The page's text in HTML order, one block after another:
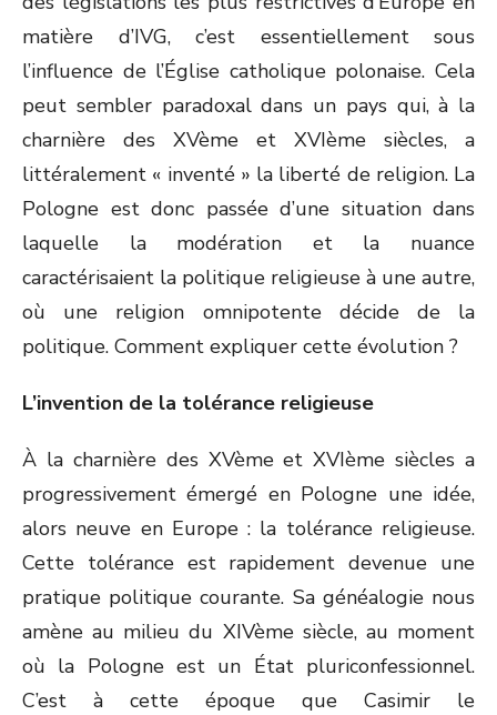
matière d’IVG, c’est essentiellement sous
l’influence de l’Église catholique polonaise. Cela
peut sembler paradoxal dans un pays qui, à la
charnière des XVème et XVIème siècles, a
littéralement « inventé » la liberté de religion. La
Pologne est donc passée d’une situation dans
laquelle la modération et la nuance
caractérisaient la politique religieuse à une autre,
où une religion omnipotente décide de la
politique. Comment expliquer cette évolution ?
L’invention de la tolérance religieuse
À la charnière des XVèmeet XVIème siècles a
progressivement émergé en Pologne une idée,
alors neuve en Europe : la tolérance religieuse.
Cette tolérance est rapidement devenue une
pratique politique courante. Sa généalogie nous
amène au milieu du XIVèmesiècle, au moment
où la Pologne est un État pluriconfessionnel.
C’est à cette époque que Casimir le